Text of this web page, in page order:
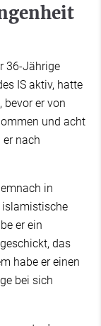
36-Jährige
IS aktiv, hatte
bevor er von
und acht
nach
in
islamistische
er ein
das
habe er einen
bei sich